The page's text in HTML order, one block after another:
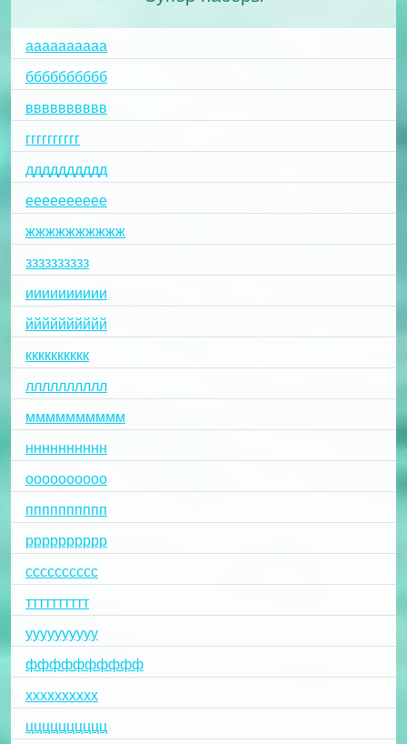
аааааааааа
бббббббббб
вввввввввв
гггггггггг
дддддддддд
ееееееееее
жжжжжжжжжж
зззззззззз
ииииииииии
йййййййййй
кккккккккк
лллллллллл
мммммммммм
нннннннннн
оооооооооо
пппппппппп
рррррррррр
сссссссссс
тттттттттт
уууууууууу
фффффффффф
хххххххххх
цццццццццц